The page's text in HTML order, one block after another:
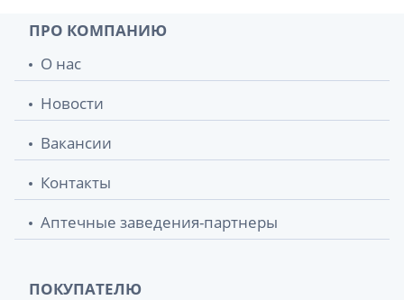
ПРО КОМПАНИЮ
О нас
Новости
Вакансии
Контакты
Аптечные заведения-партнеры
ПОКУПАТЕЛЮ